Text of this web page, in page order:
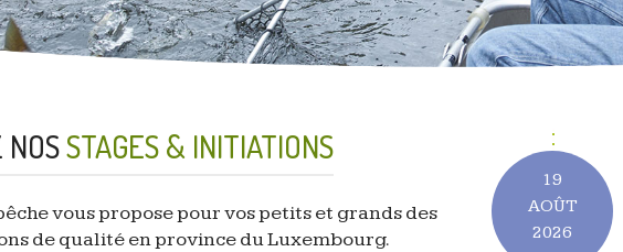
NOSSTAGES & INITIATIONS
vous propose pour vos petits et grands des
de qualité en province du Luxembourg.
19
AOÛT
2026